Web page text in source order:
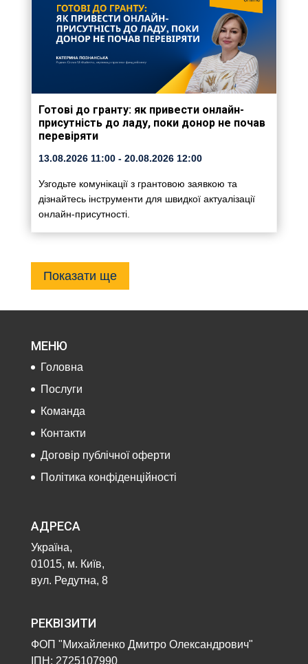
Готові до гранту: як привести онлайн-
присутність до ладу, поки донор не почав
перевіряти
13.08.202611:00- 20.08.202612:00
Узгодьте комунікації з грантовою заявкою та
дізнайтесь інструменти для швидкої актуалізації
онлайн-присутності.
Показати ще
МЕНЮ
Головна
Послуги
Команда
Контакти
Договір публічної оферти
Політика конфіденційності
АДРЕСА
Україна,
01015, м. Київ,
вул. Редутна, 8
РЕКВІЗИТИ
ФОП "Михайленко Дмитро Олександрович"
ІПН: 2725107990